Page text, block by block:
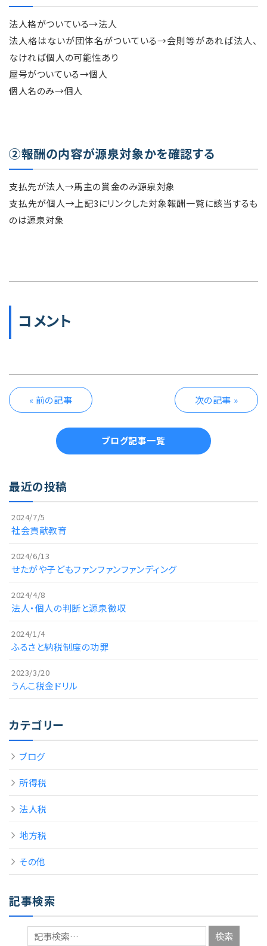
法人格がついている→法人
法人格はないが団体名がついている→会則等があれば法人、
なければ個人の可能性あり
屋号がついている→個人
個人名のみ→個人
②報酬の内容が源泉対象かを確認する
支払先が法人→馬主の賞金のみ源泉対象
支払先が個人→上記3にリンクした対象報酬一覧に該当するも
のは源泉対象
コメント
« 前の記事 次の記事 »
ブログ記事一覧
最近の投稿
2024/7/5
社会貢献教育
2024/6/13
せたがや子どもファンファンファンディング
2024/4/8
法人・個人の判断と源泉徴収
2024/1/4
ふるさと納税制度の功罪
2023/3/20
うんこ税金ドリル
カテゴリー
ブログ
所得税
法人税
地方税
その他
記事検索